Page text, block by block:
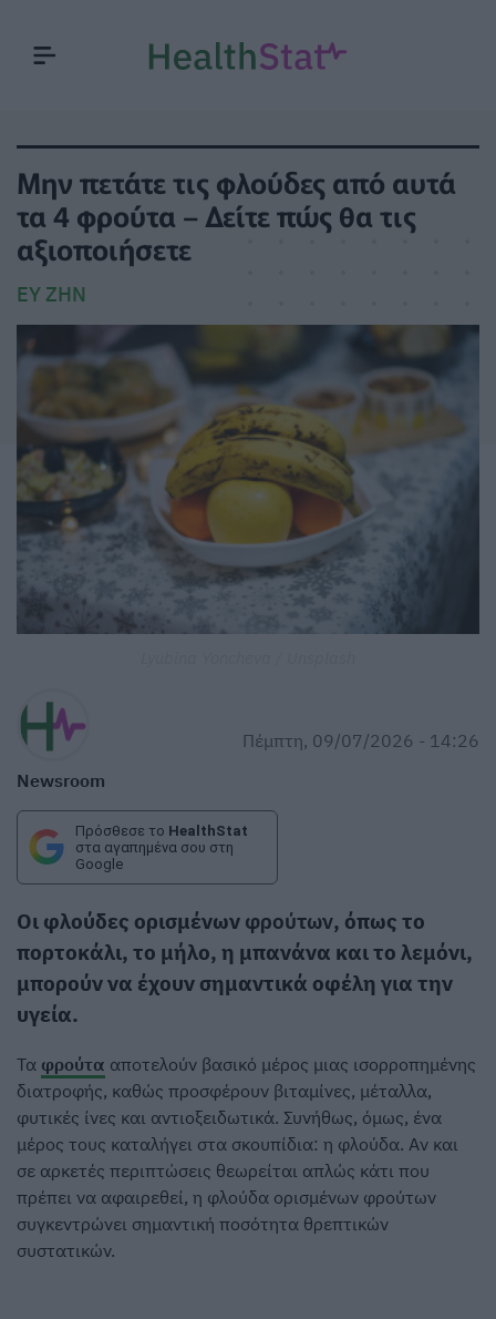
Μην πετάτε τις φλούδες από αυτά
τα 4 φρούτα – Δείτε πώς θα τις
αξιοποιήσετε
ΕΥ ΖΗΝ
Newsroom
Πέμπτη, 09/07/2026 - 14:26
Πρόσθεσε το HealthStat
στα αγαπημένα σου στη
Google
Οι φλούδες ορισμένων φρούτων, όπως το
πορτοκάλι, το μήλο, η μπανάνα και το λεμόνι,
μπορούν να έχουν σημαντικά οφέλη για την
υγεία.
Τα φρούτα αποτελούν βασικό μέρος μιας ισορροπημένης
διατροφής, καθώς προσφέρουν βιταμίνες, μέταλλα,
φυτικές ίνες και αντιοξειδωτικά. Συνήθως, όμως, ένα
μέρος τους καταλήγει στα σκουπίδια: η φλούδα. Αν και
σε αρκετές περιπτώσεις θεωρείται απλώς κάτι που
πρέπει να αφαιρεθεί, η φλούδα ορισμένων φρούτων
συγκεντρώνει σημαντική ποσότητα θρεπτικών
συστατικών.